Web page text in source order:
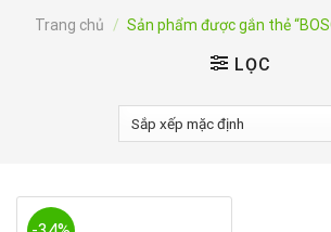
Trang chủ / Sản phẩm được gắn thẻ
LỌC